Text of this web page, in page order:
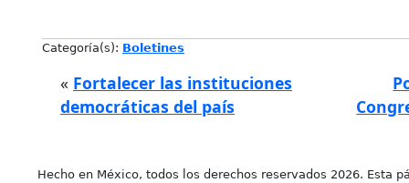
Categoría(s): Boletines
« Fortalecer las instituciones
democráticas del país
Hecho en México, todos los derechos reservados 2026. Esta